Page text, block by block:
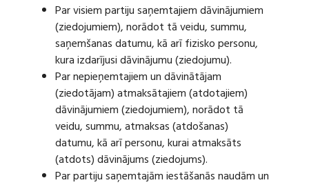
Par visiem partiju saņemtajiem dāvinājumiem
(ziedojumiem), norādot tā veidu, summu,
saņemšanas datumu, kā arī fizisko personu,
kura izdarījusi dāvinājumu (ziedojumu).
Par nepieņemtajiem un dāvinātājam
(ziedotājam) atmaksātajiem (atdotajiem)
dāvinājumiem (ziedojumiem), norādot tā
veidu, summu, atmaksas (atdošanas)
datumu, kā arī personu, kurai atmaksāts
(atdots) dāvinājums (ziedojums).
Par partiju saņemtajām iestāšanās naudām un